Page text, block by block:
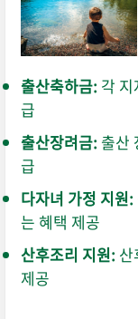
출산축하금: 각
급
출산장려금: 출산
급
다자녀 가정 지원:
는 혜택 제공
산후조리 지원:
제공